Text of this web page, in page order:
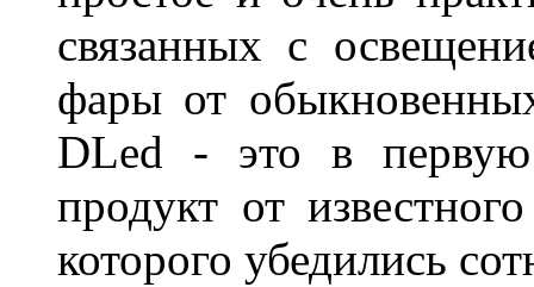
связанных с
фары от
DLed - это в первую
продукт от
которого убедились